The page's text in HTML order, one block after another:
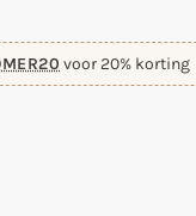
voor 20% korting